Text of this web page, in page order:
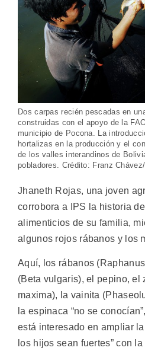
Dos carpas recién pescadas en
construidas con el apoyo de la
municipio de Pocona. La
hortalizas en la producción y el
de los valles interandinos de
pobladores. Crédito: Franz
Jhaneth Rojas, una joven
corrobora a IPS la historia
alimenticios de su familia,
algunos rojos rábanos y los
Aquí, los rábanos
(Beta vulgaris), el pepino, el
maxima), la vainita
la espinaca “no se
está interesado en ampliar
los hijos sean fuertes” con